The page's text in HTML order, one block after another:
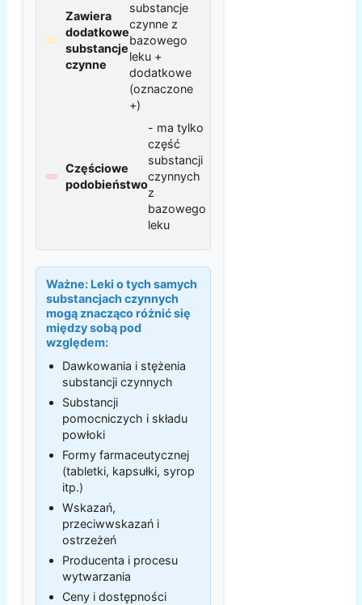
Zawiera
dodatkowe
substancje
czynne
substancje
czynne z
bazowego
leku +
dodatkowe
(oznaczone
+)
Częściowe
podobieństwo
- ma tylko
część
substancji
czynnych
z
bazowego
leku
Ważne: Leki o tych samych
substancjach czynnych
mogą znacząco różnić się
między sobą pod
względem:
Dawkowania i stężenia
substancji czynnych
Substancji
pomocniczych i składu
powłoki
Formy farmaceutycznej
(tabletki, kapsułki, syrop
itp.)
Wskazań,
przeciwwskazań i
ostrzeżeń
Producenta i procesu
wytwarzania
Ceny i dostępności